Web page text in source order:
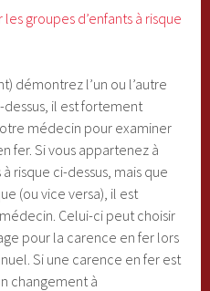
groupes d’enfants à risque
démontrez l’un ou l’autre
il est fortement
médecin pour examiner
fer. Si vous appartenez à
risque ci-dessus, mais que
(ou vice versa), il est
Celui-ci peut choisir
pour la carence en fer lors
Si une carence en fer est
changement à